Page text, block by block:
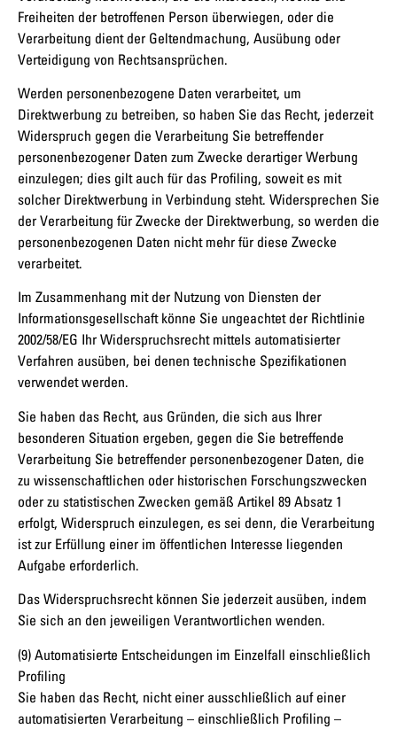
Freiheiten der betroffenen Person überwiegen, oder die
Verarbeitung dient der Geltendmachung, Ausübung oder
Verteidigung von Rechtsansprüchen.
Werden personenbezogene Daten verarbeitet, um
Direktwerbung zu betreiben, so haben Sie das Recht, jederzeit
Widerspruch gegen die Verarbeitung Sie betreffender
personenbezogener Daten zum Zwecke derartiger Werbung
einzulegen; dies gilt auch für das Profiling, soweit es mit
solcher Direktwerbung in Verbindung steht. Widersprechen Sie
der Verarbeitung für Zwecke der Direktwerbung, so werden die
personenbezogenen Daten nicht mehr für diese Zwecke
verarbeitet.
Im Zusammenhang mit der Nutzung von Diensten der
Informationsgesellschaft könne Sie ungeachtet der Richtlinie
2002/58/EG Ihr Widerspruchsrecht mittels automatisierter
Verfahren ausüben, bei denen technische Spezifikationen
verwendet werden.
Sie haben das Recht, aus Gründen, die sich aus Ihrer
besonderen Situation ergeben, gegen die Sie betreffende
Verarbeitung Sie betreffender personenbezogener Daten, die
zu wissenschaftlichen oder historischen Forschungszwecken
oder zu statistischen Zwecken gemäß Artikel 89 Absatz 1
erfolgt, Widerspruch einzulegen, es sei denn, die Verarbeitung
ist zur Erfüllung einer im öffentlichen Interesse liegenden
Aufgabe erforderlich.
Das Widerspruchsrecht können Sie jederzeit ausüben, indem
Sie sich an den jeweiligen Verantwortlichen wenden.
(9) Automatisierte Entscheidungen im Einzelfall einschließlich
Profiling
Sie haben das Recht, nicht einer ausschließlich auf einer
automatisierten Verarbeitung – einschließlich Profiling –